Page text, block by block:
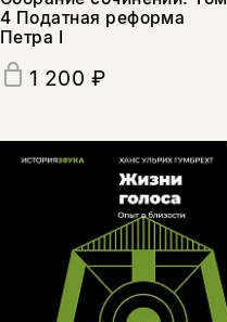
4 Податная реформа
Петра I
1 200 ₽